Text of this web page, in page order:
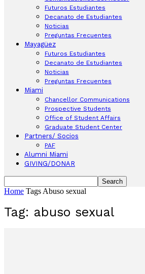
Futuros Estudiantes
Decanato de Estudiantes
Noticias
Preguntas Frecuentes
Mayagüez
Futuros Estudiantes
Decanato de Estudiantes
Noticias
Preguntas Frecuentes
Miami
Chancellor Communications
Prospective Students
Office of Student Affairs
Graduate Student Center
Partners/ Socios
PAF
Alumni Miami
GIVING/DONAR
Home Tags Abuso sexual
Tag: abuso sexual